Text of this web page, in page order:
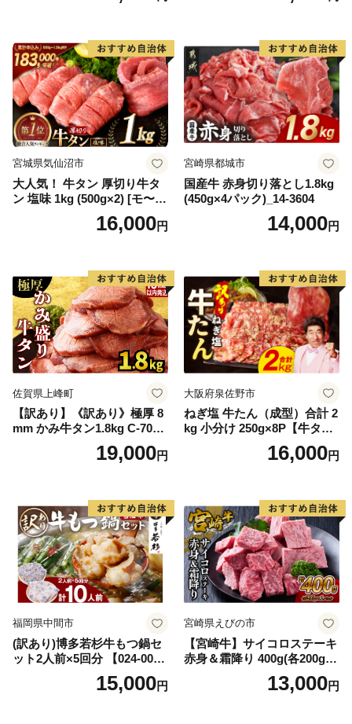
宮城県気仙沼市
大人気！ 牛タン 厚切り牛タ
ン 塩味 1kg (500g×2) [モ〜ラ
ンド 宮城県 気仙沼市 205646
60] 肉 牛肉 精肉 牛たん 牛タ
厚切り タン
16,000円
宮崎県都城市
国産牛 赤身切り落とし1.8kg
(450g×4パック)_14-3604
14,000円
佐賀県上峰町
【訳あり】《訳あり》極厚 8
mm かみ牛タン1.8kg C-709-
19,000円
大阪府泉佐野市
ねぎ塩 牛たん（成型）合計 2
kg 小分け 250g×8P【牛タン
牛肉 焼肉用 薄切り 訳あり サ
16,000円
福岡県中間市
(訳あり)博多若杉牛もつ鍋セ
ット2人前×5回分 【024-002
15,000円
宮崎県えびの市
【宮崎牛】サイコロステーキ
赤身＆霜降り 400g(各200g×
１P 計2P) 真空パック 冷凍
13,000円